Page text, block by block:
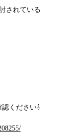
されている
ください⇩